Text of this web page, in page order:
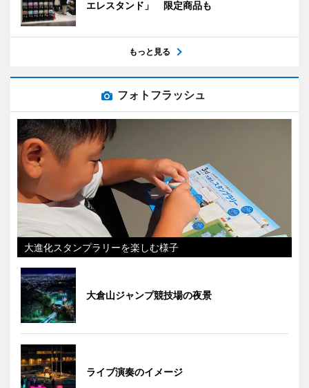
エレスタンド」 限定商品も
もっと見る
フォトフラッシュ
大進化スタンプラリーを楽しむ様子
大倉山ジャンプ競技場の夜景
ライブ演奏のイメージ